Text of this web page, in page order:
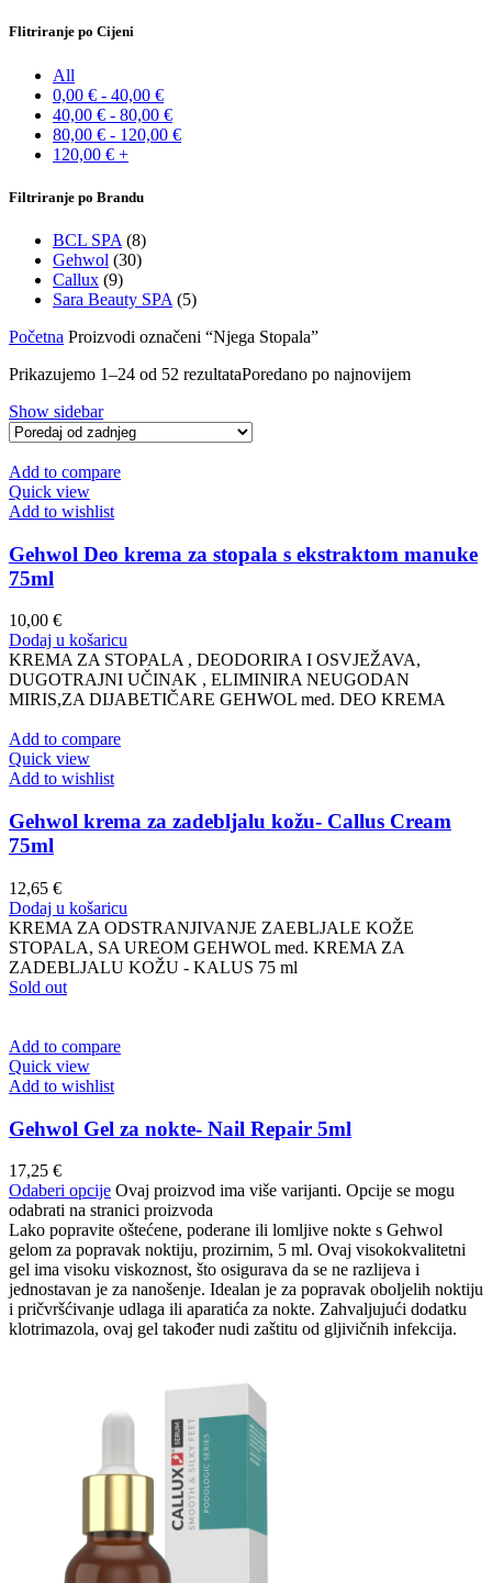
Flitriranje po Cijeni
All
0,00 € - 40,00 €
40,00 € - 80,00 €
80,00 € - 120,00 €
120,00 € +
Filtriranje po Brandu
BCL SPA (8)
Gehwol (30)
Callux (9)
Sara Beauty SPA (5)
Početna Proizvodi označeni “Njega Stopala”
Prikazujemo 1–24 od 52 rezultataPoredano po najnovijem
Show sidebar
Add to compare
Quick view
Add to wishlist
Gehwol Deo krema za stopala s ekstraktom manuke
75ml
10,00 €
Dodaj u košaricu
KREMA ZA STOPALA , DEODORIRA I OSVJEŽAVA,
DUGOTRAJNI UČINAK , ELIMINIRA NEUGODAN
MIRIS,ZA DIJABETIČARE GEHWOL med. DEO KREMA
Add to compare
Quick view
Add to wishlist
Gehwol krema za zadebljalu kožu- Callus Cream
75ml
12,65 €
Dodaj u košaricu
KREMA ZA ODSTRANJIVANJE ZAEBLJALE KOŽE
STOPALA, SA UREOM GEHWOL med. KREMA ZA
ZADEBLJALU KOŽU - KALUS 75 ml
Sold out
Add to compare
Quick view
Add to wishlist
Gehwol Gel za nokte- Nail Repair 5ml
17,25 €
Odaberi opcije Ovaj proizvod ima više varijanti. Opcije se mogu
odabrati na stranici proizvoda
Lako popravite oštećene, poderane ili lomljive nokte s Gehwol
gelom za popravak noktiju, prozirnim, 5 ml. Ovaj visokokvalitetni
gel ima visoku viskoznost, što osigurava da se ne razlijeva i
jednostavan je za nanošenje. Idealan je za popravak oboljelih noktiju
i pričvršćivanje udlaga ili aparatića za nokte. Zahvaljujući dodatku
klotrimazola, ovaj gel također nudi zaštitu od gljivičnih infekcija.